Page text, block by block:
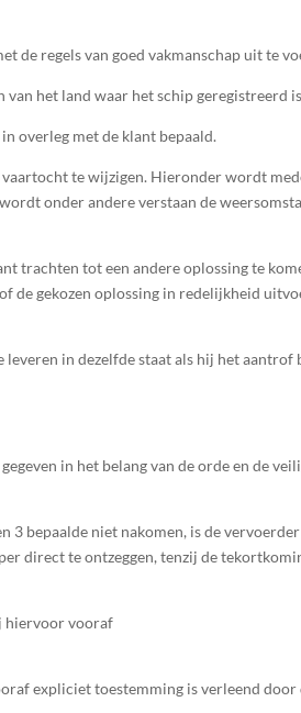
de regels van goed vakmanschap uit te
het land waar het schip geregistreerd
overleg met de klant bepaald.
te wijzigen. Hieronder wordt
onder andere verstaan de
trachten tot een andere oplossing te
de gekozen oplossing in redelijkheid
in dezelfde staat als hij het aantrof
in het belang van de orde en de
bepaalde niet nakomen, is de
direct te ontzeggen, tenzij de
hiervoor vooraf
expliciet toestemming is verleend